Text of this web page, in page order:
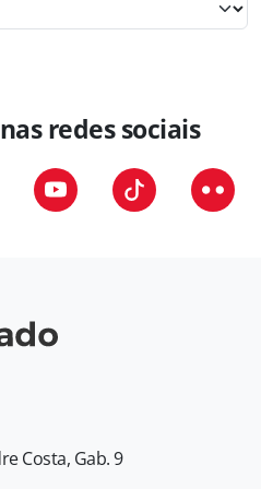
redes sociais
Costa, Gab. 9